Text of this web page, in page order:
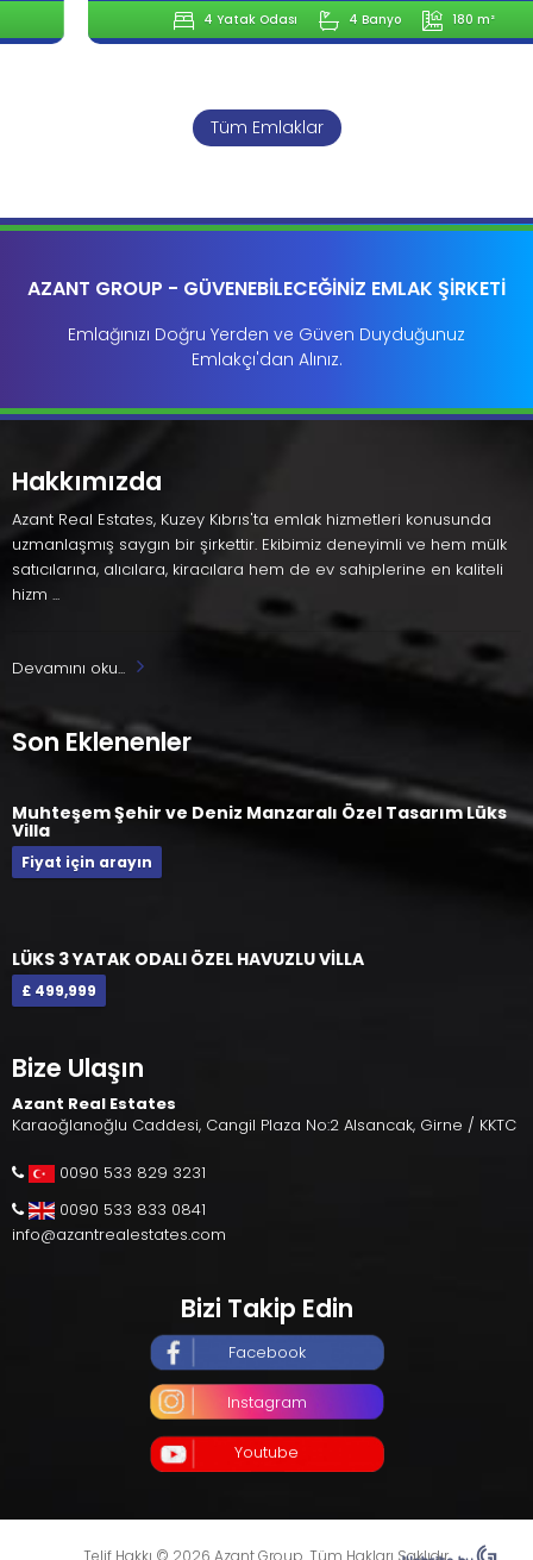
4 Yatak Odası 4 Banyo 180 m²
Tüm Emlaklar
AZANT GROUP - GÜVENEBİLECEĞİNİZ EMLAK ŞİRKETİ
Emlağınızı Doğru Yerden ve Güven Duyduğunuz
Emlakçı'dan Alınız.
Hakkımızda
Azant Real Estates, Kuzey Kıbrıs'ta emlak hizmetleri konusunda
uzmanlaşmış saygın bir şirkettir. Ekibimiz deneyimli ve hem mülk
satıcılarına, alıcılara, kiracılara hem de ev sahiplerine en kaliteli
hizm ...
Devamını oku...
Son Eklenenler
Muhteşem Şehir ve Deniz Manzaralı Özel Tasarım Lüks
Villa
Fiyat için arayın
LÜKS 3 YATAK ODALI ÖZEL HAVUZLU VİLLA
£ 499,999
Bize Ulaşın
Azant Real Estates
Karaoğlanoğlu Caddesi, Cangil Plaza No:2 Alsancak, Girne / KKTC
0090 533 829 3231
0090 533 833 0841
info@azantrealestates.com
Bizi Takip Edin
Facebook
Instagram
Youtube
Telif Hakkı © 2026 Azant Group. Tüm Hakları Saklıdır.